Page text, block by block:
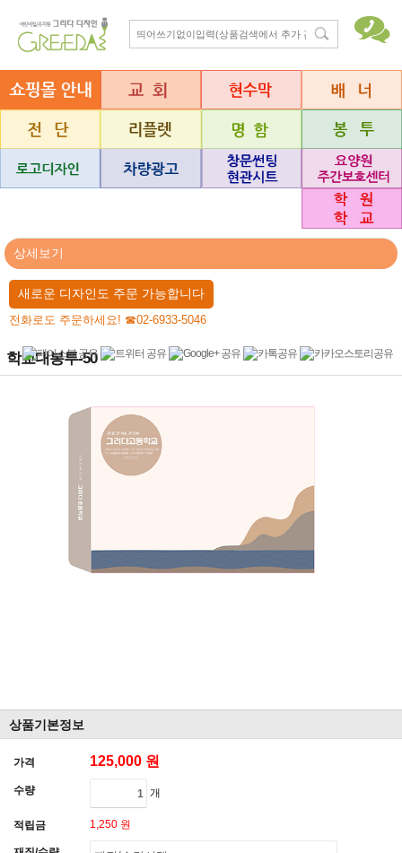
상세보기
새로운 디자인도 주문 가능합니다
전화로도 주문하세요! ☎02-6933-5046
학교대봉투-50
상품기본정보
가격 125,000 원
수량 개
적립금 1,250 원